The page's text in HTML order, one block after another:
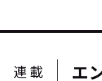
連載 エ